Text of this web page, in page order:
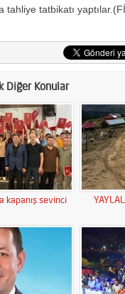
tatbikatı
Diğer Konular
kapanış sevinci